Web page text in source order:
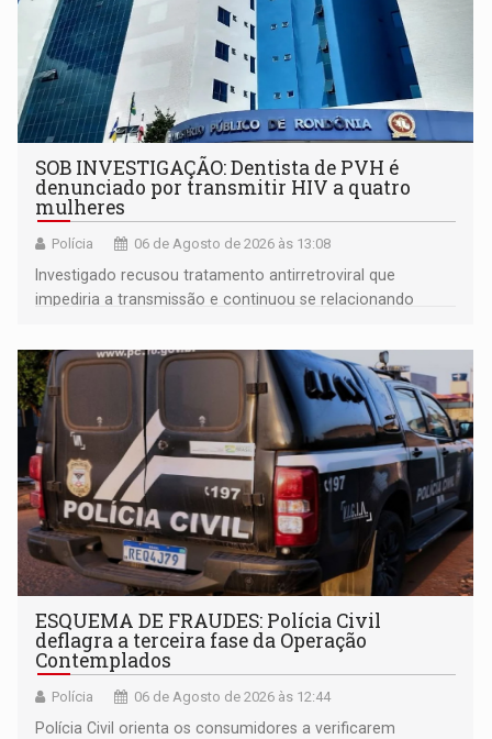
SOB INVESTIGAÇÃO: Dentista de PVH é
denunciado por transmitir HIV a quatro
mulheres
Polícia 06 de Agosto de 2026 às 13:08
Investigado recusou tratamento antirretroviral que
impediria a transmissão e continuou se relacionando
ESQUEMA DE FRAUDES: Polícia Civil
deflagra a terceira fase da Operação
Contemplados
Polícia 06 de Agosto de 2026 às 12:44
Polícia Civil orienta os consumidores a verificarem